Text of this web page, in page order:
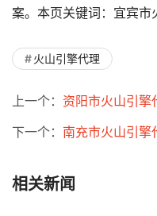
案。本页关键词：宜宾市
火山引擎代理
上一个： 资阳市火山引擎
下一个： 南充市火山引擎
相关新闻